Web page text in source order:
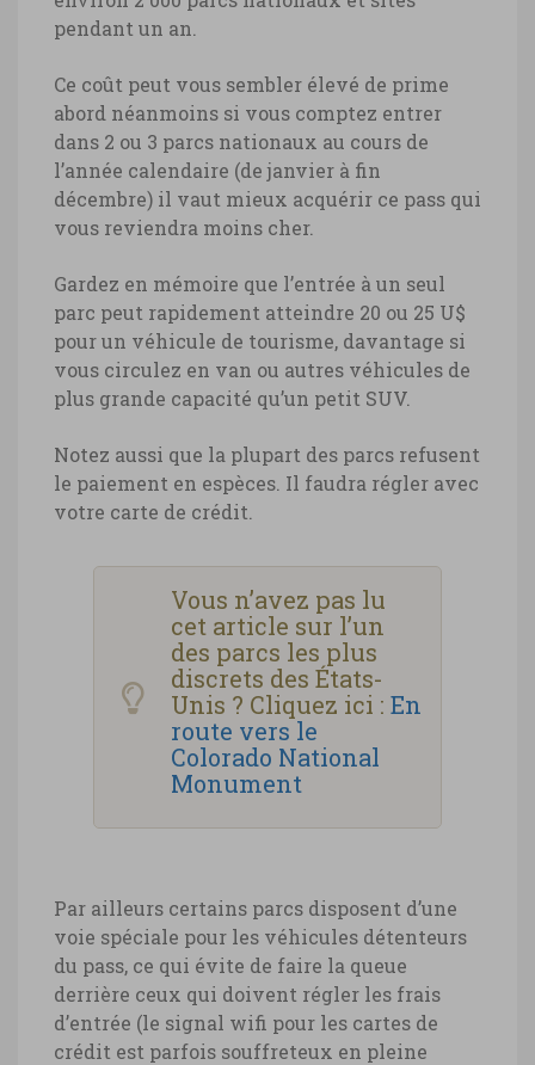
pendant un an.
Ce coût peut vous sembler élevé de prime
abord néanmoins si vous comptez entrer
dans 2 ou 3 parcs nationaux au cours de
l’année calendaire (de janvier à fin
décembre) il vaut mieux acquérir ce pass qui
vous reviendra moins cher.
Gardez en mémoire que l’entrée à un seul
parc peut rapidement atteindre 20 ou 25 U$
pour un véhicule de tourisme, davantage si
vous circulez en van ou autres véhicules de
plus grande capacité qu’un petit SUV.
Notez aussi que la plupart des parcs refusent
le paiement en espèces. Il faudra régler avec
votre carte de crédit.
Vous n’avez pas lu
cet article sur l’un
des parcs les plus
discrets des États-
Unis ? Cliquez ici : En
route vers le
Colorado National
Monument
Par ailleurs certains parcs disposent d’une
voie spéciale pour les véhicules détenteurs
du pass, ce qui évite de faire la queue
derrière ceux qui doivent régler les frais
d’entrée (le signal wifi pour les cartes de
crédit est parfois souffreteux en pleine